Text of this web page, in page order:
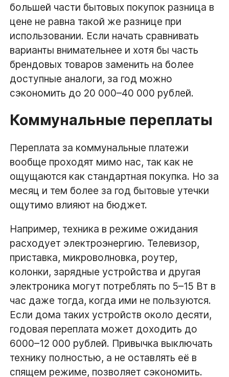
большей части бытовых покупок разница в
цене не равна такой же разнице при
использовании. Если начать сравнивать
варианты внимательнее и хотя бы часть
брендовых товаров заменить на более
доступные аналоги, за год можно
сэкономить до 20 000–40 000 рублей.
Коммунальные переплаты
Переплата за коммунальные платежи
вообще проходят мимо нас, так как не
ощущаются как стандартная покупка. Но за
месяц и тем более за год бытовые утечки
ощутимо влияют на бюджет.
Например, техника в режиме ожидания
расходует электроэнергию. Телевизор,
приставка, микроволновка, роутер,
колонки, зарядные устройства и другая
электроника могут потреблять по 5–15 Вт в
час даже тогда, когда ими не пользуются.
Если дома таких устройств около десяти,
годовая переплата может доходить до
6000–12 000 рублей. Привычка выключать
технику полностью, а не оставлять её в
спящем режиме, позволяет сэкономить.